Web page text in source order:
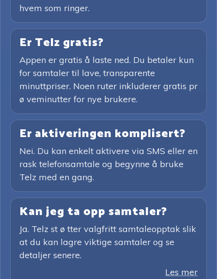
hvem som ringer.
Er Telz gratis?
Appen er gratis å laste ned. Du betaler kun
for samtaler til lave, transparente
minuttpriser. Noen ruter inkluderer gratis pr
ø veminutter for nye brukere.
Er aktiveringen komplisert?
Nei. Du kan enkelt aktivere via SMS eller en
rask telefonsamtale og begynne å bruke
Telz med en gang.
Kan jeg ta opp samtaler?
Ja. Telz st ø tter valgfritt samtaleopptak slik
at du kan lagre viktige samtaler og se
detaljer senere.
Les mer